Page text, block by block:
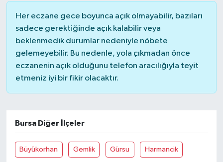
Her eczane gece boyunca açık olmayabilir, bazıları
sadece gerektiğinde açık kalabilir veya
beklenmedik durumlar nedeniyle nöbete
gelemeyebilir. Bu nedenle, yola çıkmadan önce
eczanenin açık olduğunu telefon aracılığıyla teyit
etmeniz iyi bir fikir olacaktır.
Bursa Diğer İlçeler
Büyükorhan Gemlik Gürsu Harmancik